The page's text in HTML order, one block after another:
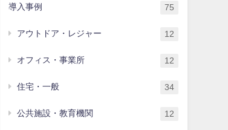
導入事例 75
アウトドア・レジャー 12
オフィス・事業所 12
住宅・一般 34
公共施設・教育機関 12